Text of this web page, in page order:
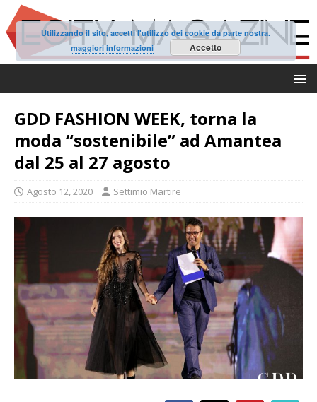
GDD FASHION WEEK, torna la
moda “sostenibile” ad Amantea
dal 25 al 27 agosto
Agosto 12, 2020 Settimio Martire
Utilizzando il sito, accetti l'utilizzo dei cookie da parte nostra.
maggiori informazioni
Accetto